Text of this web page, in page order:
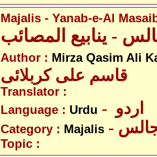
Majalis - Yanab-e-Al
Author : Mirza Qasim Ali
قاسم علی کربلائی
Translator :
Language : Urdu
Category : Majalis
Topic :